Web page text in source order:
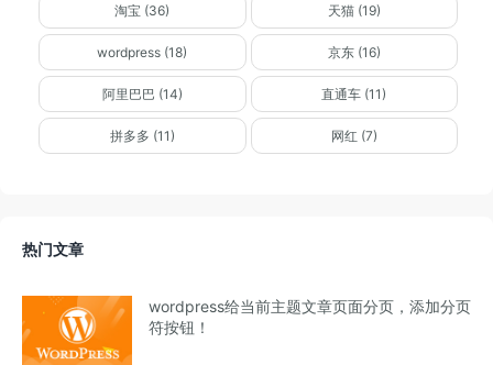
淘宝 (36) 天猫 (19)
wordpress (18) 京东 (16)
阿里巴巴 (14) 直通车 (11)
拼多多 (11) 网红 (7)
热门文章
wordpress给当前主题文章页面分页，添加分页
符按钮！